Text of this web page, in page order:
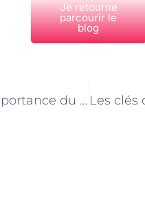
Je retourne
parcourir le
blog
L’importance du jeu dans le travail des gardes d’enfants à domicile à Paris